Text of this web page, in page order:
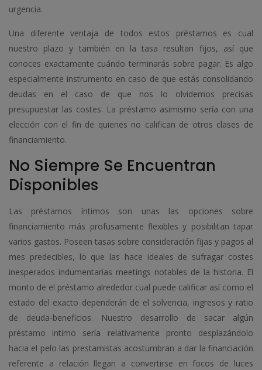
urgencia.
Una diferente ventaja de todos estos préstamos es cual
nuestro plazo y también en la tasa resultan fijos, así que
conoces exactamente cuándo terminarás sobre pagar. Es algo
especialmente instrumento en caso de que estás consolidando
deudas en el caso de que nos lo olvidemos precisas
presupuestar las costes. La préstamo asimismo serí­a con una
elección con el fin de quienes no califican de otros clases de
financiamiento.
No Siempre Se Encuentran
Disponibles
Las préstamos íntimos son unas las opciones sobre
financiamiento más profusamente flexibles y posibilitan tapar
varios gastos. Poseen tasas sobre consideración fijas y pagos al
mes predecibles, lo que las hace ideales de sufragar costes
inesperados indumentarias meetings notables de la historia. El
monto de el préstamo alrededor cual puede calificar así­ como el
estado del exacto dependerán de el solvencia, ingresos y ratio
de deuda-beneficios. Nuestro desarrollo de sacar algún
préstamo intimo serí­a relativamente pronto desplazándolo
hacia el pelo las prestamistas acostumbran a dar la financiación
referente a relación llegan a convertirse en focos de luces